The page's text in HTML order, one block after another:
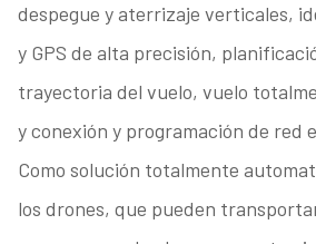
despegue y aterrizaje verticales,
y GPS de alta precisión,
trayectoria del vuelo, vuelo
y conexión y programación de red
Como solución totalmente
los drones, que pueden